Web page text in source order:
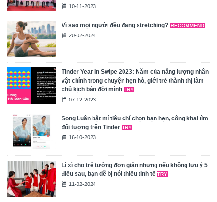
10-11-2023
Vì sao mọi người đều đang stretching?
20-02-2024
Tinder Year In Swipe 2023: Năm của năng lượng nhân
vật chính trong chuyện hẹn hò, giới trẻ thành thị làm
chủ kịch bản đời mình
07-12-2023
Song Luân bật mí tiêu chí chọn bạn hẹn, công khai tìm
đối tượng trên Tinder
16-10-2023
Lì xì cho trẻ tưởng đơn giản nhưng nếu không lưu ý 5
điều sau, bạn dễ bị nói thiếu tinh tế
11-02-2024